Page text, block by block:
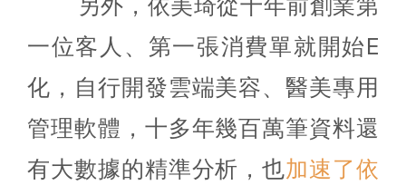
另外，依美琦從十年前創業第
一位客人、第一張消費單就開始E
化，自行開發雲端美容、醫美專用
管理軟體，十多年幾百萬筆資料還
有大數據的精準分析，也加速了依